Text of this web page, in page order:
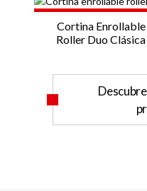
Cortina Enrollable
Roller Duo Clásica